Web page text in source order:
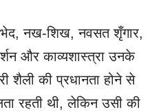
भेद, नख-शिख, नवसत शृँगार,
और काव्यशास्त्रा उनके
शैली की प्रधानता होने से
रहती थी, लेकिन उसी की